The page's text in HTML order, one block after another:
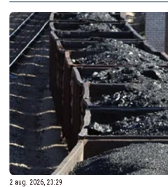
2 aug. 2026, 23:29